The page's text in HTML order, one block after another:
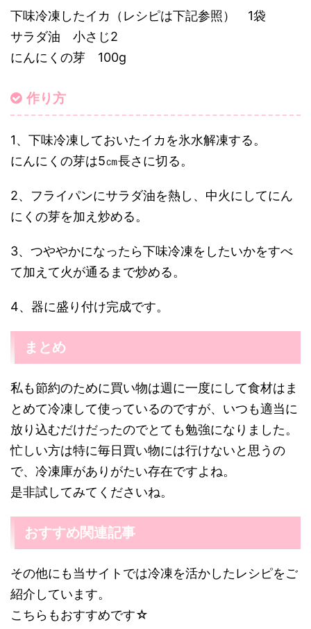
下味冷凍したイカ（レシピは下記参照） 1袋
サラダ油 小さじ2
にんにくの芽 100g
作り方
1、下味冷凍しておいたイカを氷水解凍する。
にんにくの芽は5㎝長さに切る。
2、フライパンにサラダ油を熱し、中火にしてにん
にくの芽を加え炒める。
3、つややかになったら下味冷凍をしたいかをすべ
て加えて火が通るまで炒める。
4、器に盛り付け完成です。
まとめ
私も節約のために買い物は週に一度にして食材はま
とめて冷凍して使っているのですが、いつも適当に
放り込むだけだったのでとても勉強になりました。
忙しい方は特に毎日買い物には行けないと思うの
で、冷凍庫がありがたい存在ですよね。
是非試してみてくださいね。
おすすめ関連記事
その他にも当サイトでは冷凍を活かしたレシピをご
紹介しています。
こちらもおすすめです☆